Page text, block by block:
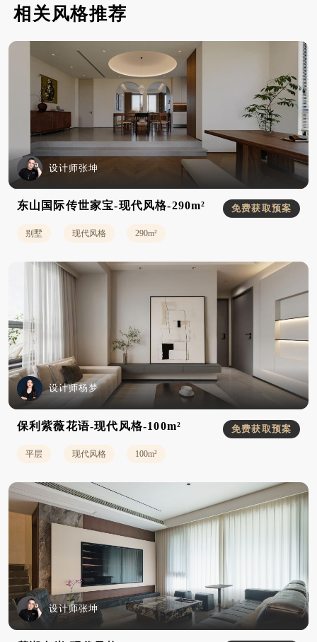
相关风格推荐
设计师张坤
东山国际传世家宝-现代风格-290m² 免费获取预案
别墅 现代风格 290m²
设计师杨梦
保利紫薇花语-现代风格-100m² 免费获取预案
平层 现代风格 100m²
设计师张坤